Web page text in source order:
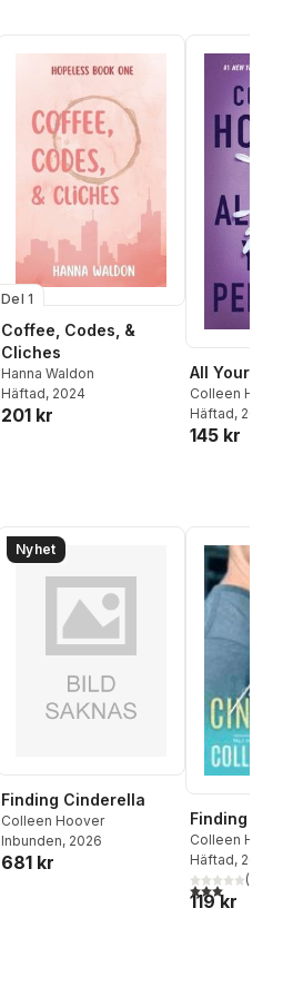
Del 1
Coffee, Codes, &
Cliches
Hanna Waldon
Häftad, 2024
201 kr
All Your
Colleen Hoover
Häftad, 2025
145 kr
Nyhet
Finding Cinderella
Colleen Hoover
Inbunden, 2026
681 kr
Finding
Colleen Hoover
Häftad, 2014
3,0utav 5(
119 kr